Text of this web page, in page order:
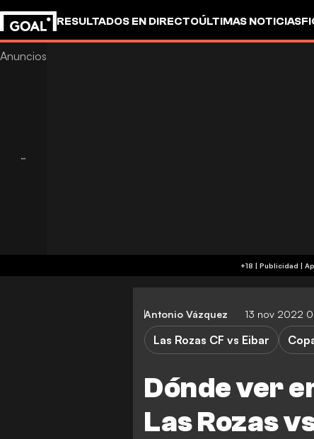
RESULTADOS EN DIRECTOÚLTIMAS NOTICIAS
Antonio Vázquez 13 nov 2022
Dónde ver
Las Rozas
Las Rozas CF vs Eibar